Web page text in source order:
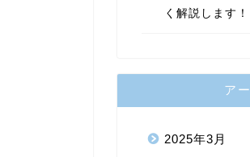
く解説します！
ア
2025年3月